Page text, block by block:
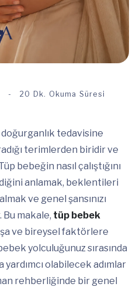
20 Dk. Okuma Süresi
doğurganlık tedavisine
terimlerden biridir ve
bebeğin nasıl çalıştığını
anlamak, beklentileri
ve genel şansınızı
makale, tüp bebek
ve bireysel faktörlere
yolculuğunuz sırasında
yardımcı olabilecek adımlar
rehberliğinde bir genel